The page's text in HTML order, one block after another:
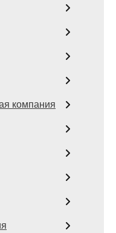
компания